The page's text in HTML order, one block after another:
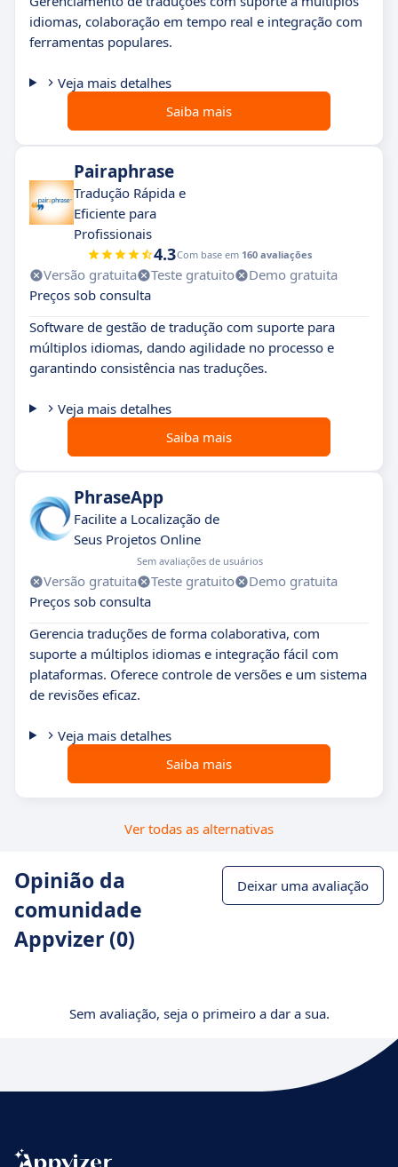
idiomas, colaboração em tempo real e integração com
ferramentas populares.
Veja mais detalhes
Saiba mais
Pairaphrase
Tradução Rápida e
Eficiente para
Profissionais
4.3Com base em 160 avaliações
Versão gratuita Teste gratuito
Demo gratuita
Preços sob consulta
Software de gestão de tradução com suporte para
múltiplos idiomas, dando agilidade no processo e
garantindo consistência nas traduções.
Veja mais detalhes
Saiba mais
PhraseApp
Facilite a Localização de
Seus Projetos Online
Sem avaliações de usuários
Versão gratuita Teste gratuito
Demo gratuita
Preços sob consulta
Gerencia traduções de forma colaborativa, com
suporte a múltiplos idiomas e integração fácil com
plataformas. Oferece controle de versões e um sistema
de revisões eficaz.
Veja mais detalhes
Saiba mais
Ver todas as alternativas
Opinião da
comunidade
Appvizer (0)
Deixar uma avaliação
Sem avaliação, seja o primeiro a dar a sua.